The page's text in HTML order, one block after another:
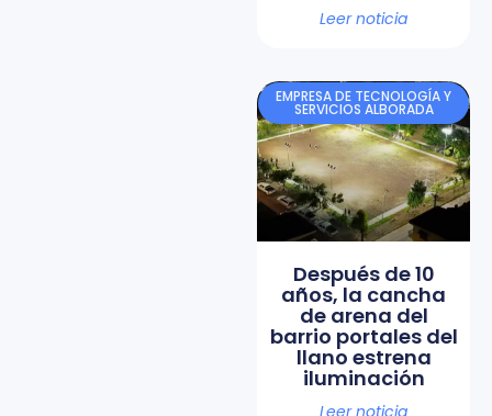
Leer noticia
EMPRESA DE TECNOLOGÍA Y
SERVICIOS ALBORADA
Después de 10
años, la cancha
de arena del
barrio portales del
llano estrena
iluminación
Leer noticia